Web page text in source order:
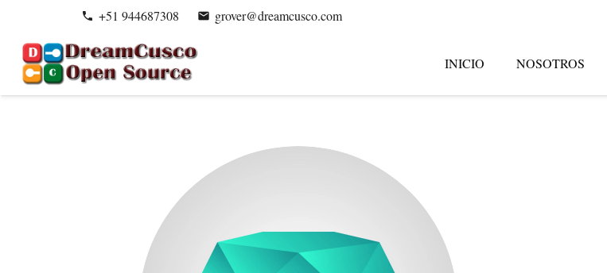
phone +51 944687308 email grover@dreamcusco.com
INICIO NOSOTROS